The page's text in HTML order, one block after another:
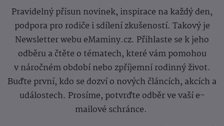
Pravidelný přísun novinek, inspirace na každý den,
podpora pro rodiče i sdílení zkušeností. Takový je
Newsletter webu eMaminy.cz. Přihlaste se k jeho
odběru a čtěte o tématech, které vám pomohou
v náročném období nebo zpříjemní rodinný život.
Buďte první, kdo se dozví o nových článcích, akcích a
událostech. Prosíme, potvrďte odběr ve vaší e-
mailové schránce.